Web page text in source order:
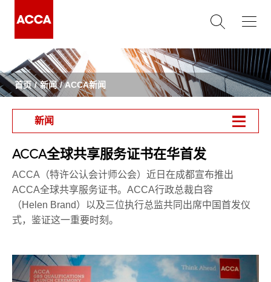
首页 新闻 ACCA新闻
新闻
ACCA全球共享服务证书在华首发
ACCA（特许公认会计师公会）近日在成都宣布推出
ACCA全球共享服务证书。ACCA行政总裁白容
（Helen Brand）以及三位执行总监共同出席中国首发仪
式，鉴证这一重要时刻。